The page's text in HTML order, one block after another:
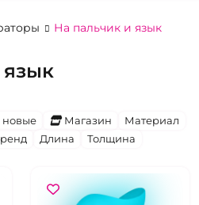
На пальчик и язык
новые Магазин
Материал
Длина Толщина